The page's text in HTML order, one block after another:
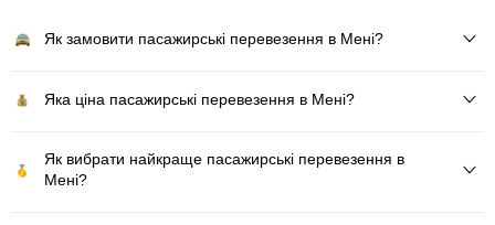
Як замовити пасажирські перевезення в Мені?
Яка ціна пасажирські перевезення в Мені?
Як вибрати найкраще пасажирські перевезення в
Мені?